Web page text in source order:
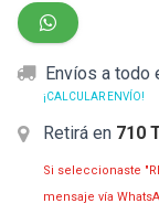
Envíos a todo
¡CALCULAR ENVÍO!
Retirá en 710
Si seleccionaste
mensaje vía